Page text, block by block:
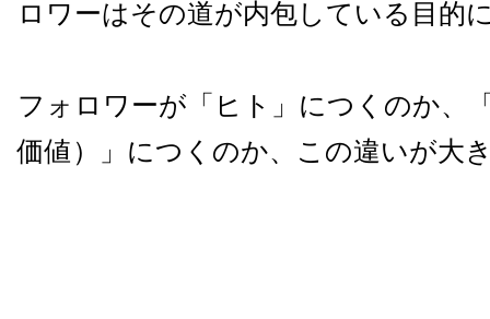
ロワーはその道が内包している目的
フォロワーが「ヒト」につくのか、
価値）」につくのか、この違いが大